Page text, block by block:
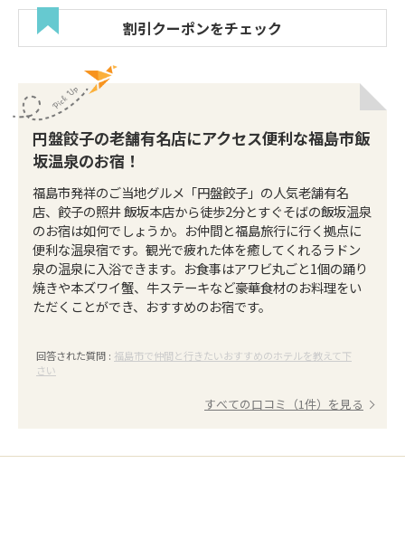
割引クーポンをチェック
円盤餃子の老舗有名店にアクセス便利な福島市飯
坂温泉のお宿！
福島市発祥のご当地グルメ「円盤餃子」の人気老舗有名
店、餃子の照井 飯坂本店から徒歩2分とすぐそばの飯坂温泉
のお宿は如何でしょうか。お仲間と福島旅行に行く拠点に
便利な温泉宿です。観光で疲れた体を癒してくれるラドン
泉の温泉に入浴できます。お食事はアワビ丸ごと1個の踊り
焼きや本ズワイ蟹、牛ステーキなど豪華食材のお料理をい
ただくことができ、おすすめのお宿です。
回答された質問 : 福島市で仲間と行きたいおすすめのホテルを教えて下
さい
すべての口コミ（1件）を見る